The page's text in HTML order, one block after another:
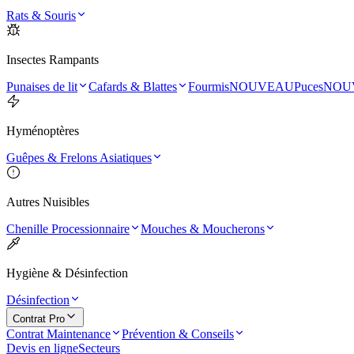
Rats & Souris
Insectes Rampants
Punaises de lit
Cafards & Blattes FourmisNOUVEAUPuces
Hyménoptères
Guêpes & Frelons Asiatiques
Autres Nuisibles
Chenille Processionnaire
Mouches & Moucherons
Hygiène & Désinfection
Désinfection
Contrat Pro
Contrat Maintenance
Prévention & Conseils
Devis en ligneSecteurs